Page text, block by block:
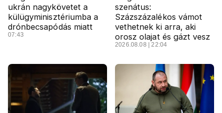
ukrán nagykövetet a
külügyminisztériumba a
drónbecsapódás miatt
07:43
szenátus:
Százszázalékos vámot
vethetnek ki arra, aki
orosz olajat és gázt vesz
2026.08.08 | 22:04